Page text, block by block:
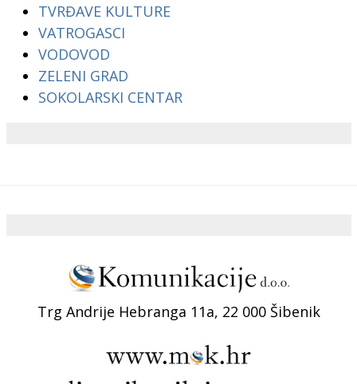
TVRĐAVE KULTURE
VATROGASCI
VODOVOD
ZELENI GRAD
SOKOLARSKI CENTAR
Trg Andrije Hebranga 11a, 22 000 Šibenik